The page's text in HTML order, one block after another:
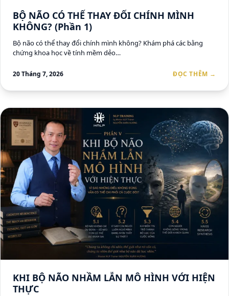
BỘ NÃO CÓ THỂ THAY ĐỔI CHÍNH MÌNH
KHÔNG? (Phần 1)
Bộ não có thể thay đổi chính mình không? Khám phá các bằng
chứng khoa học về tính mềm dẻo…
20 Tháng 7, 2026 ĐỌC THÊM →
KHI BỘ NÃO NHẦM LẪN MÔ HÌNH VỚI HIỆN
THỰC